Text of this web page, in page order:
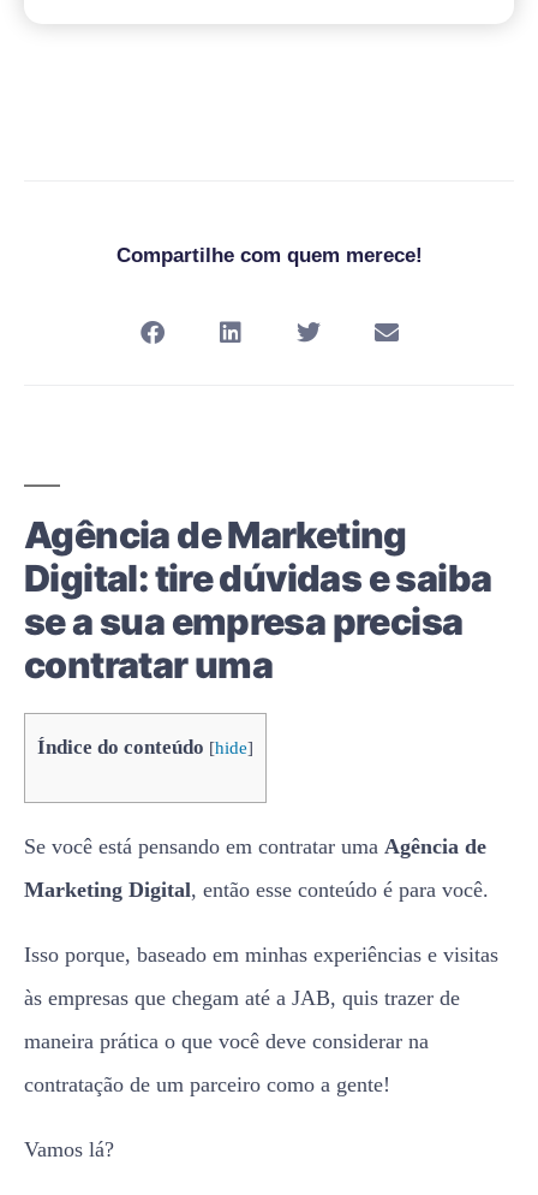
Compartilhe com quem merece!
Agência de Marketing
Digital: tire dúvidas e saiba
se a sua empresa precisa
contratar uma
Índice do conteúdo [hide]
Se você está pensando em contratar uma Agência de
Marketing Digital, então esse conteúdo é para você.
Isso porque, baseado em minhas experiências e visitas
às empresas que chegam até a JAB, quis trazer de
maneira prática o que você deve considerar na
contratação de um parceiro como a gente!
Vamos lá?